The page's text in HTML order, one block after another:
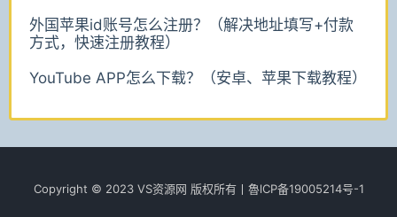
外国苹果id账号怎么注册？（解决地址填写+付款
方式，快速注册教程）
YouTube APP怎么下载？（安卓、苹果下载教程）
Copyright © 2023 VS资源网 版权所有丨魯lCР­­­­­­备19005214号-1